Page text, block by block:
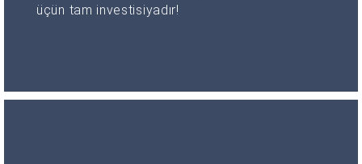
üçün tam investisiyadır!